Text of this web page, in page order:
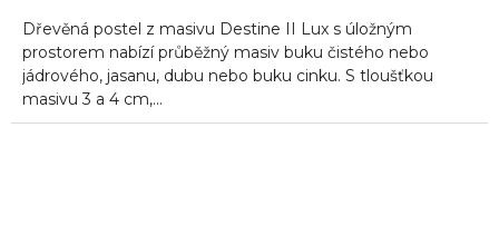
Dřevěná postel z masivu Destine II Lux s úložným
prostorem nabízí průběžný masiv buku čistého nebo
jádrového, jasanu, dubu nebo buku cinku. S tloušťkou
masivu 3 a 4 cm,...